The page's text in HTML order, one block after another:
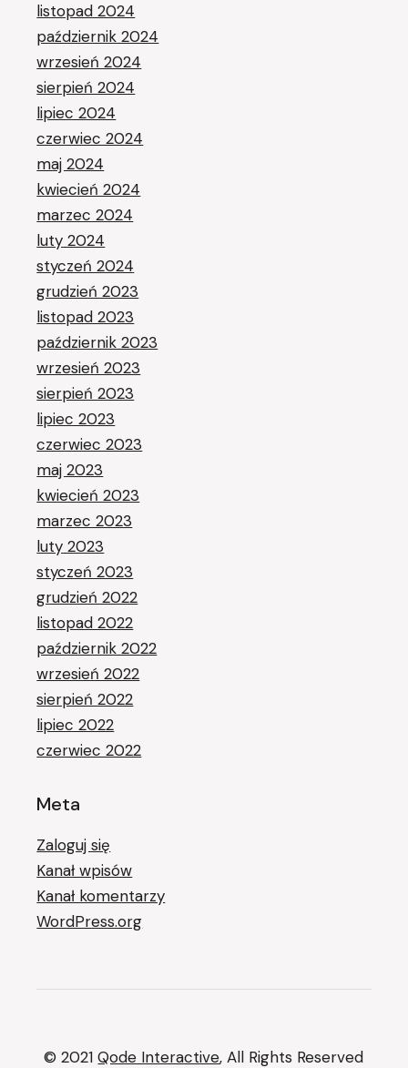
listopad 2024
październik 2024
wrzesień 2024
sierpień 2024
lipiec 2024
czerwiec 2024
maj 2024
kwiecień 2024
marzec 2024
luty 2024
styczeń 2024
grudzień 2023
listopad 2023
październik 2023
wrzesień 2023
sierpień 2023
lipiec 2023
czerwiec 2023
maj 2023
kwiecień 2023
marzec 2023
luty 2023
styczeń 2023
grudzień 2022
listopad 2022
październik 2022
wrzesień 2022
sierpień 2022
lipiec 2022
czerwiec 2022
Meta
Zaloguj się
Kanał wpisów
Kanał komentarzy
WordPress.org
© 2021Qode Interactive, All Rights Reserved